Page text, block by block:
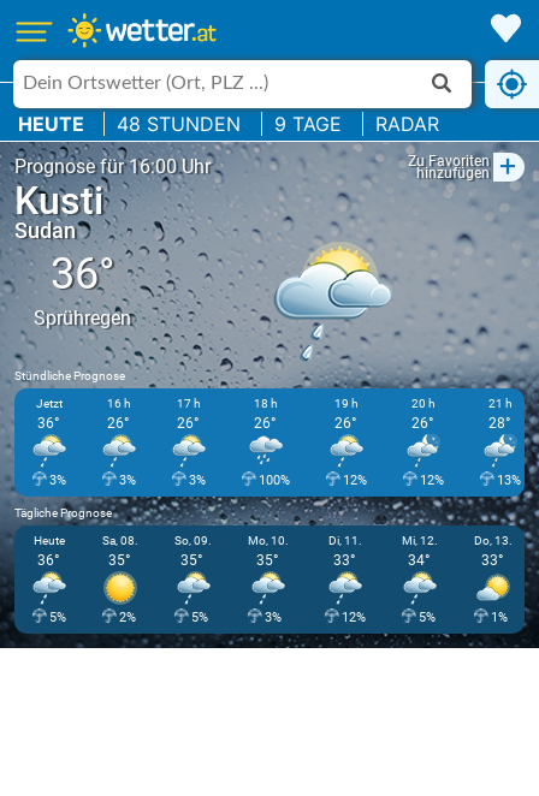
HEUTE 48 STUNDEN 9 TAGE RADAR
Prognose für 16:00 Uhr Zu Favoriten
hinzufügen +
Kusti
Sudan
36°
Sprühregen
Stündliche Prognose
Jetzt
36°
3%
16 h
26°
3%
17 h
26°
3%
18 h
26°
100%
19 h
26°
12%
20 h
26°
12%
21 h
28°
13%
Tägliche Prognose
Heute
36°
5%
Sa, 08.
35°
2%
So, 09.
35°
5%
Mo, 10.
35°
3%
Di, 11.
33°
12%
Mi, 12.
34°
5%
Do, 13.
33°
1%